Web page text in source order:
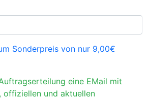
Sonderpreis von nur 9,00€
eine EMail mit
offiziellen und aktuellen